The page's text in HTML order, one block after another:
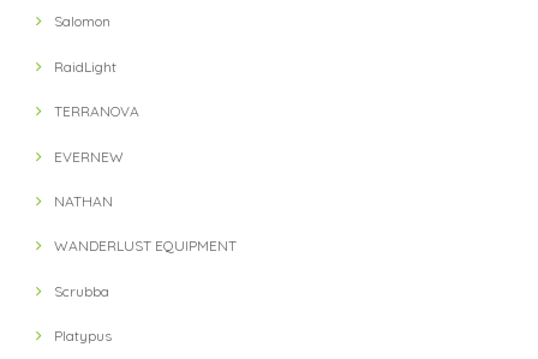
Salomon
RaidLight
TERRANOVA
EVERNEW
NATHAN
WANDERLUST EQUIPMENT
Scrubba
Platypus